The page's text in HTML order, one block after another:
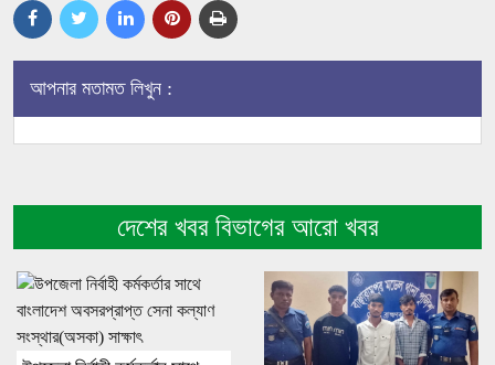
আপনার মতামত লিখুন :
দেশের খবর বিভাগের আরো খবর